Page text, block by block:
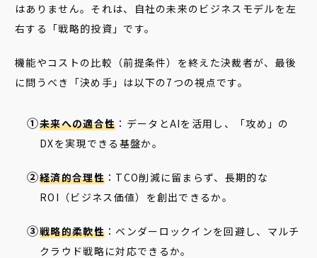
はありません。それは、自社の未来のビジネスモデルを左
右する「戦略的投資」です。
機能やコストの比較（前提条件）を終えた決裁者が、最後
に問うべき「決め手」は以下の7つの視点です。
未来への適合性 ：データとAIを活用し、「攻め」の
DXを実現できる基盤か。
経済的合理性：TCO削減に留まらず、長期的な
ROI（ビジネス価値）を創出できるか。
戦略的柔軟性：ベンダーロックインを回避し、マルチ
クラウド戦略に対応できるか。